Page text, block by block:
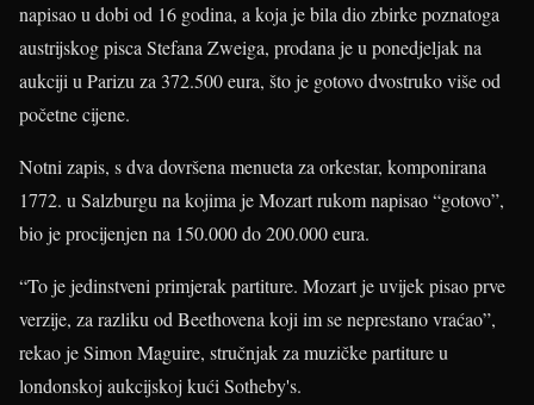
napisao u dobi od 16 godina, a koja je bila dio zbirke poznatoga
austrijskog pisca Stefana Zweiga, prodana je u ponedjeljak na
aukciji u Parizu za 372.500 eura, što je gotovo dvostruko više od
početne cijene.
Notni zapis, s dva dovršena menueta za orkestar, komponirana
1772. u Salzburgu na kojima je Mozart rukom napisao “gotovo”,
bio je procijenjen na 150.000 do 200.000 eura.
“To je jedinstveni primjerak partiture. Mozart je uvijek pisao prve
verzije, za razliku od Beethovena koji im se neprestano vraćao”,
rekao je Simon Maguire, stručnjak za muzičke partiture u
londonskoj aukcijskoj kući Sotheby's.